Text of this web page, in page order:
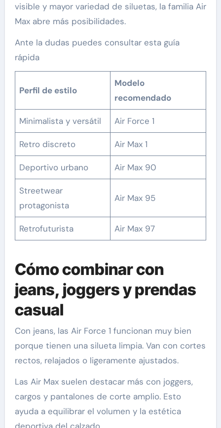
visible y mayor variedad de siluetas, la familia Air
Max abre más posibilidades.
Ante la dudas puedes consultar esta guía
rápida
Perfil de estilo
Modelo
recomendado
Minimalista y versátil Air Force 1
Retro discreto Air Max 1
Deportivo urbano Air Max 90
Streetwear
protagonista
Air Max 95
Retrofuturista Air Max 97
Cómo combinar con
jeans, joggers y prendas
casual
Con jeans, las Air Force 1 funcionan muy bien
porque tienen una silueta limpia. Van con cortes
rectos, relajados o ligeramente ajustados.
Las Air Max suelen destacar más con joggers,
cargos y pantalones de corte amplio. Esto
ayuda a equilibrar el volumen y la estética